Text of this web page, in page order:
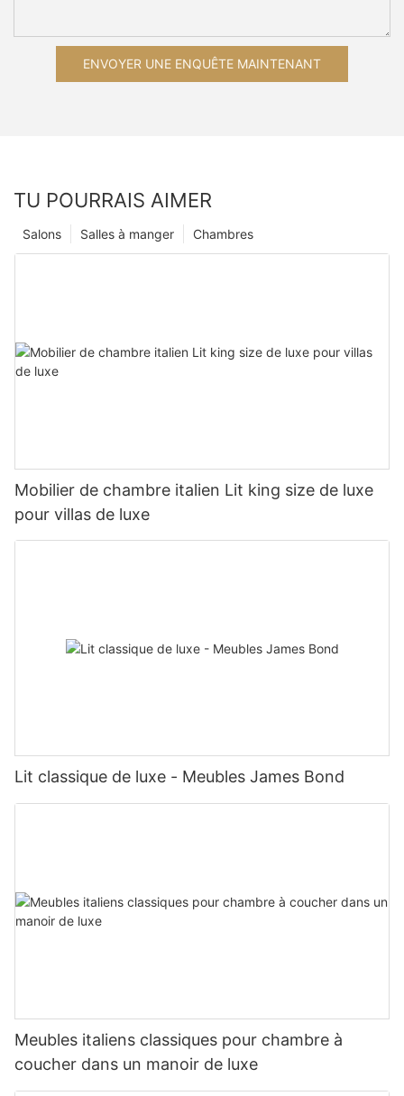
ENVOYER UNE ENQUÊTE MAINTENANT
TU POURRAIS AIMER
Chambres
Salles à manger
Salons
Mobilier de chambre italien Lit king size de luxe
pour villas de luxe
Lit classique de luxe - Meubles James Bond
Meubles italiens classiques pour chambre à
coucher dans un manoir de luxe